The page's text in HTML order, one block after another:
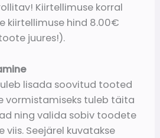
Kiirtellimuse korral
kiirtellimuse hind 8.00€
juures!).
lisada soovitud tooted
vormistamiseks tuleb täita
ning valida sobiv toodete
Seejärel kuvatakse